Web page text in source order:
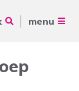
menu